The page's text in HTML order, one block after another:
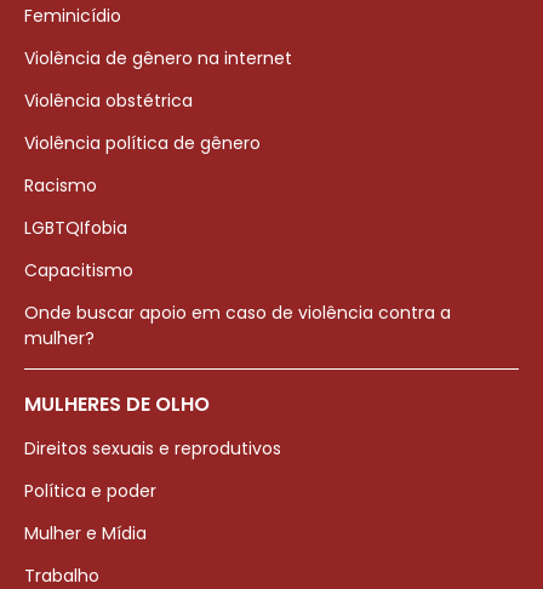
Feminicídio
Violência de gênero na internet
Violência obstétrica
Violência política de gênero
Racismo
LGBTQIfobia
Capacitismo
Onde buscar apoio em caso de violência contra a
mulher?
MULHERES DE OLHO
Direitos sexuais e reprodutivos
Política e poder
Mulher e Mídia
Trabalho